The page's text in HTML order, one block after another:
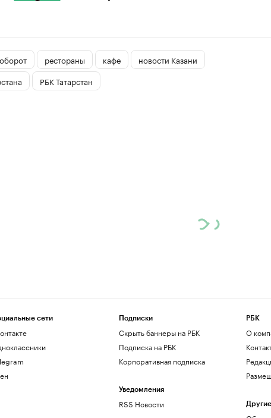
оборот рестораны кафе
новости Казани
РБК Татарстан
сети Подписки
Скрыть баннеры на РБК
Подписка на РБК
Корпоративная подписка
Уведомления
RSS Новости
РБК
О